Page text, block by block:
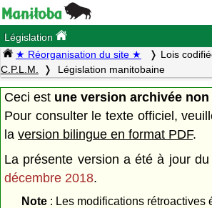
Législation
★ Réorganisation du site ★ Lois
C.P.L.M.
Législation manitobaine
Ceci est une version archivée
Pour consulter le texte officiel,
la version bilingue en format PDF.
La présente version a été à jour du
décembre 2018.
Note: Les modifications rétroactives